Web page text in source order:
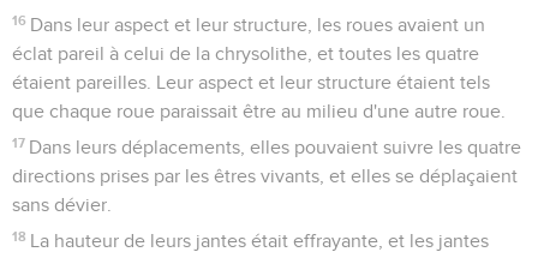
16 Dans leur aspect et leur structure, les roues avaient un
éclat pareil à celui de la chrysolithe, et toutes les quatre
étaient pareilles. Leur aspect et leur structure étaient tels
que chaque roue paraissait être au milieu d'une autre roue.
17 Dans leurs déplacements, elles pouvaient suivre les quatre
directions prises par les êtres vivants, et elles se déplaçaient
sans dévier.
18 La hauteur de leurs jantes était effrayante, et les jantes